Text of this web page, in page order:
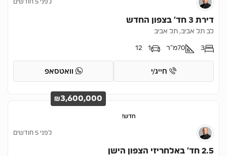
לפני 5 חודשים
דירת 3 חד’ בצפון החדש
לב תל אביב, תל אביב
3
70מ"ר 1
12
חייג/י וואטסאפ
חדש!
₪3,600,000
לפני 5 חודשים
2.5 חד’ באלחריזי הצפון הישן